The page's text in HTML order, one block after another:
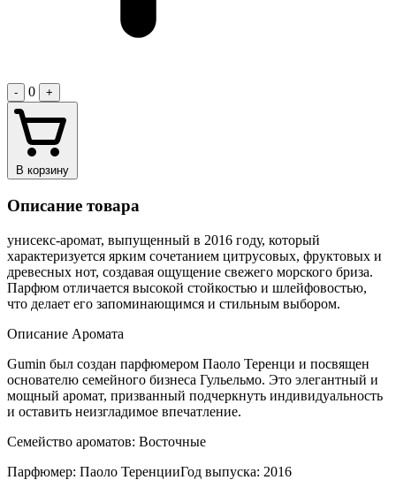
- 0 +
В корзину
Описание товара
унисекс-аромат, выпущенный в 2016 году, который
характеризуется ярким сочетанием цитрусовых, фруктовых и
древесных нот, создавая ощущение свежего морского бриза.
Парфюм отличается высокой стойкостью и шлейфовостью,
что делает его запоминающимся и стильным выбором.
Описание Аромата
Gumin был создан парфюмером Паоло Теренци и посвящен
основателю семейного бизнеса Гульельмо. Это элегантный и
мощный аромат, призванный подчеркнуть индивидуальность
и оставить неизгладимое впечатление.
Семейство ароматов: Восточные
Парфюмер: Паоло ТеренцииГод выпуска: 2016